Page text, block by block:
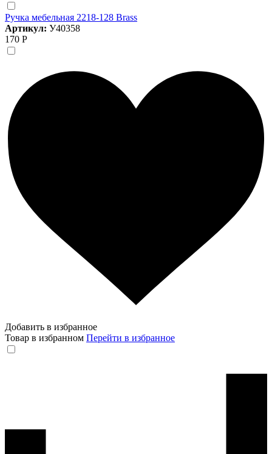
Ручка мебельная 2218-128 Brass
Артикул: У40358
170 Р
Добавить в избранное
Товар в избранном Перейти в избранное